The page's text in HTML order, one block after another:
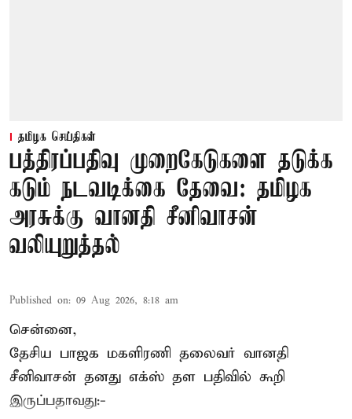
தமிழக செய்திகள்
பத்திரப்பதிவு முறைகேடுகளை தடுக்க
கடும் நடவடிக்கை தேவை: தமிழக
அரசுக்கு வானதி சீனிவாசன்
வலியுறுத்தல்
Published on: 09 Aug 2026, 8:18 am
சென்னை,
தேசிய பாஜக மகளிரணி தலைவர் வானதி
சீனிவாசன் தனது எக்ஸ் தள பதிவில் கூறி
இருப்பதாவது:-